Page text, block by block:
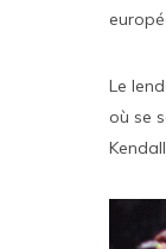
Le
où se